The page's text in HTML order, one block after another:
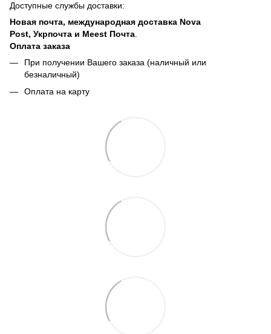
Доступные службы доставки:
Новая почта, международная доставка Nova
Post, Укрпочта и Meest Почта
Оплата заказа
При получении Вашего заказа (наличный или
безналичный)
Оплата на карту